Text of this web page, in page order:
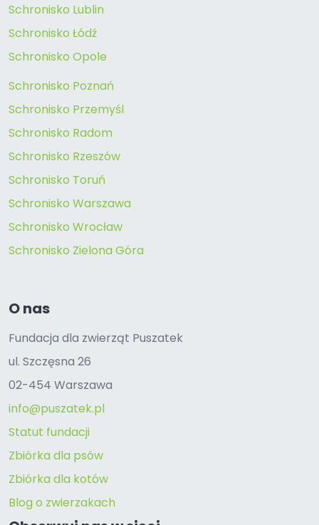
Schronisko Lublin
Schronisko Łódź
Schronisko Opole
Schronisko Poznań
Schronisko Przemyśl
Schronisko Radom
Schronisko Rzeszów
Schronisko Toruń
Schronisko Warszawa
Schronisko Wrocław
Schronisko Zielona Góra
O nas
Fundacja dla zwierząt Puszatek
ul. Szczęsna 26
02-454 Warszawa
info@puszatek.pl
Statut fundacji
Zbiórka dla psów
Zbiórka dla kotów
Blog o zwierzakach